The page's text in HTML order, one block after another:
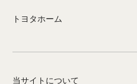
トヨタホーム
当サイトについて